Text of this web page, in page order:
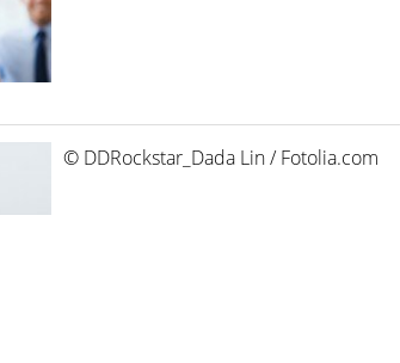
© DDRockstar_Dada Lin / Fotolia.com